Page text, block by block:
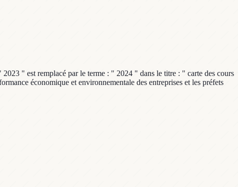
" est remplacé par le terme : " 2024 " dans le titre : " carte des cours
économique et environnementale des entreprises et les préfets